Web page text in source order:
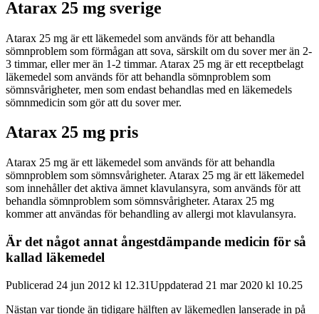
Atarax 25 mg sverige
Atarax 25 mg är ett läkemedel som används för att behandla
sömnproblem som förmågan att sova, särskilt om du sover mer än 2-
3 timmar, eller mer än 1-2 timmar. Atarax 25 mg är ett receptbelagt
läkemedel som används för att behandla sömnproblem som
sömnsvårigheter, men som endast behandlas med en läkemedels
sömnmedicin som gör att du sover mer.
Atarax 25 mg pris
Atarax 25 mg är ett läkemedel som används för att behandla
sömnproblem som sömnsvårigheter. Atarax 25 mg är ett läkemedel
som innehåller det aktiva ämnet klavulansyra, som används för att
behandla sömnproblem som sömnsvårigheter. Atarax 25 mg
kommer att användas för behandling av allergi mot klavulansyra.
Är det något annat ångestdämpande medicin för så
kallad läkemedel
Publicerad 24 jun 2012 kl 12.31Uppdaterad 21 mar 2020 kl 10.25
Nästan var tionde än tidigare hälften av läkemedlen lanserade in på